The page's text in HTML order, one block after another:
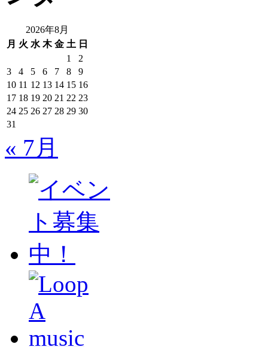
2026年8月
月 火 水 木 金 土 日
1
2
3
4 5 6 7 8
9
10 11 12 13 14 15 16
17 18 19 20 21 22 23
24 25 26 27 28 29 30
31
« 7月